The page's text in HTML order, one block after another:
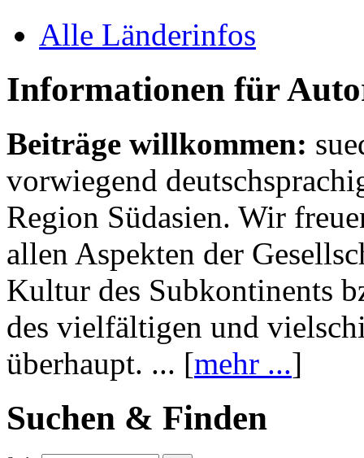
Alle Länderinfos
Informationen für
Beiträge willkommen:
vorwiegend
Region Südasien. Wir
allen Aspekten der
Kultur des Subkontinents
des vielfältigen und
überhaupt. ... [mehr ...]
Suchen & Finden